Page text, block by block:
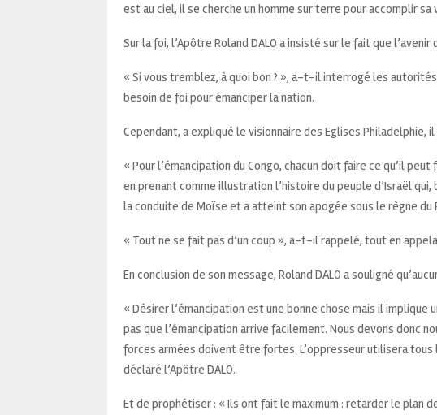
est au ciel, il se cherche un homme sur terre pour accomplir sa
Sur la foi, l’Apôtre Roland DALO a insisté sur le fait que
« Si vous tremblez, à quoi bon ? », a-t-il interrogé les
besoin de foi pour émanciper la nation.
Cependant, a expliqué le visionnaire des Eglises
« Pour l’émancipation du Congo, chacun doit faire ce qu’il
en prenant comme illustration l’histoire du peuple d’Israël
la conduite de Moïse et a atteint son apogée sous le règne du
« Tout ne se fait pas d’un coup », a-t-il rappelé, tout en
En conclusion de son message, Roland DALO a souligné
« Désirer l’émancipation est une bonne chose mais il
pas que l’émancipation arrive facilement. Nous devons donc
forces armées doivent être fortes. L’oppresseur utilisera tous
déclaré l’Apôtre DALO.
Et de prophétiser : « Ils ont fait le maximum : retarder le plan